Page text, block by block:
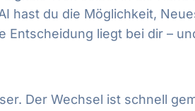
hast du die Möglichkeit,
Entscheidung liegt bei dir –
Der Wechsel ist schnell